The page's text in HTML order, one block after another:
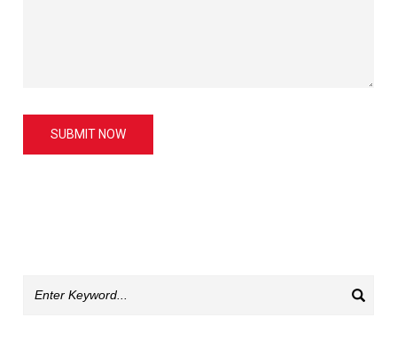
SUBMIT NOW